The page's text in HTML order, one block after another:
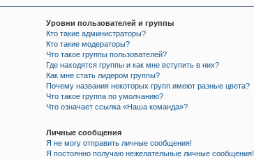
Уровни пользователей и группы
Кто такие администраторы?
Кто такие модераторы?
Что такое группы пользователей?
Где находятся группы и как мне вступить в них?
Как мне стать лидером группы?
Почему названия некоторых групп имеют разные цвета?
Что такое группа по умолчанию?
Что означает ссылка «Наша команда»?
Личные сообщения
Я не могу отправить личные сообщения!
Я постоянно получаю нежелательные личные сообщения!